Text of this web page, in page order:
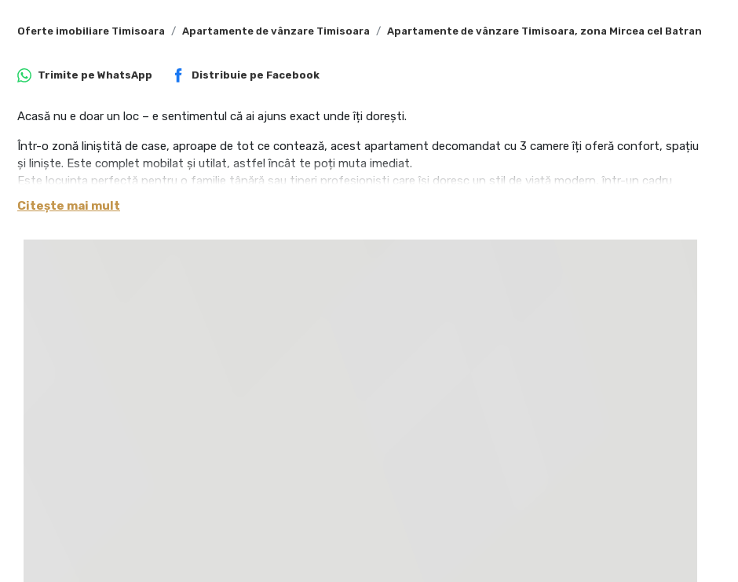
Oferte imobiliare Timisoara Apartamente de vânzare Timisoara Apartamente de vânzare Timisoara, zona Mircea cel Batran
Trimite pe WhatsApp Distribuie pe Facebook
Acasă nu e doar un loc – e sentimentul că ai ajuns exact unde îți dorești.
Într-o zonă liniștită de case, aproape de tot ce contează, acest apartament decomandat cu 3 camere îți oferă confort, spațiu
și liniște. Este complet mobilat și utilat, astfel încât te poți muta imediat.
Este locuința perfectă pentru o familie tânără sau tineri profesioniști care își doresc un stil de viață modern, într-un cadru
plăcut, cu acces rapid la facilități.
Citește mai mult